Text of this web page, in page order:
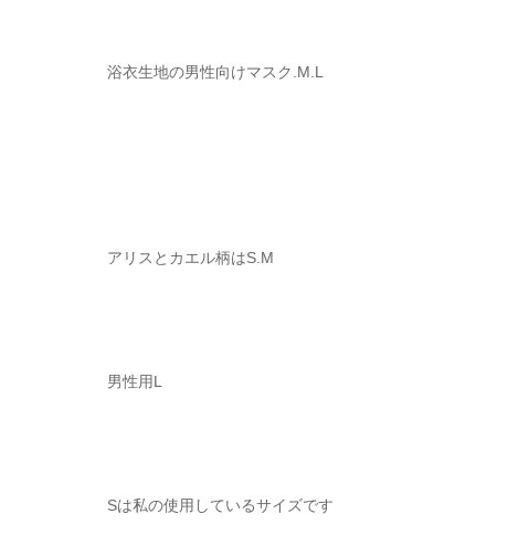
浴衣生地の男性向けマスク.M.L
アリスとカエル柄はS.M
男性用L
Sは私の使用しているサイズです